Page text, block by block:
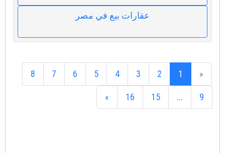
عقارات بيع في مصر
«
1
2
3
4
5
6
7
8
9
...
15
16
»